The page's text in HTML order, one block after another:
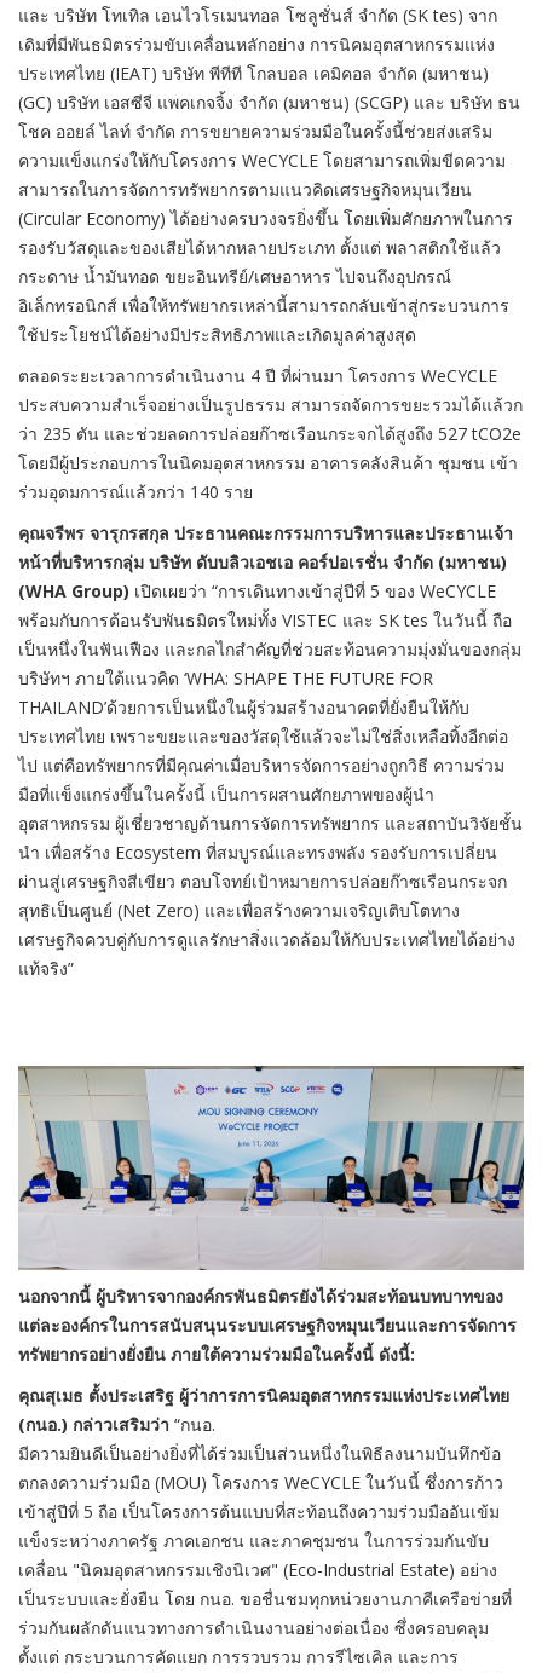
และ บริษัท โทเทิล เอนไวโรเมนทอล โซลูชั่นส์ จำกัด (SK tes) จาก
เดิมที่มีพันธมิตรร่วมขับเคลื่อนหลักอย่าง การนิคมอุตสาหกรรมแห่ง
ประเทศไทย (IEAT) บริษัท พีทีที โกลบอล เคมิคอล จำกัด (มหาชน)
(GC) บริษัท เอสซีจี แพคเกจจิ้ง จำกัด (มหาชน) (SCGP) และ บริษัท ธน
โชค ออยล์ ไลท์ จำกัด การขยายความร่วมมือในครั้งนี้ช่วยส่งเสริม
ความแข็งแกร่งให้กับโครงการ WeCYCLE โดยสามารถเพิ่มขีดความ
สามารถในการจัดการทรัพยากรตามแนวคิดเศรษฐกิจหมุนเวียน
(Circular Economy) ได้อย่างครบวงจรยิ่งขึ้น โดยเพิ่มศักยภาพในการ
รองรับวัสดุและของเสียได้หากหลายประเภท ตั้งแต่ พลาสติกใช้แล้ว
กระดาษ น้ำมันทอด ขยะอินทรีย์/เศษอาหาร ไปจนถึงอุปกรณ์
อิเล็กทรอนิกส์ เพื่อให้ทรัพยากรเหล่านี้สามารถกลับเข้าสู่กระบวนการ
ใช้ประโยชน์ได้อย่างมีประสิทธิภาพและเกิดมูลค่าสูงสุด
ตลอดระยะเวลาการดำเนินงาน 4 ปี ที่ผ่านมา โครงการ WeCYCLE
ประสบความสำเร็จอย่างเป็นรูปธรรม สามารถจัดการขยะรวมได้แล้วก
ว่า 235 ตัน และช่วยลดการปล่อยก๊าซเรือนกระจกได้สูงถึง 527 tCO2e
โดยมีผู้ประกอบการในนิคมอุตสาหกรรม อาคารคลังสินค้า ชุมชน เข้า
ร่วมอุดมการณ์แล้วกว่า 140 ราย
คุณจรีพร จารุกรสกุล ประธานคณะกรรมการบริหารและประธานเจ้า
หน้าที่บริหารกลุ่ม บริษัท ดับบลิวเอชเอ คอร์ปอเรชั่น จำกัด (มหาชน)
(WHA Group) เปิดเผยว่า “การเดินทางเข้าสู่ปีที่ 5 ของ WeCYCLE
พร้อมกับการต้อนรับพันธมิตรใหม่ทั้ง VISTEC และ SK tes ในวันนี้ ถือ
เป็นหนึ่งในฟันเฟือง และกลไกสำคัญที่ช่วยสะท้อนความมุ่งมั่นของกลุ่ม
บริษัทฯ ภายใต้แนวคิด ‘WHA: SHAPE THE FUTURE FOR
THAILAND’ด้วยการเป็นหนึ่งในผู้ร่วมสร้างอนาคตที่ยั่งยืนให้กับ
ประเทศไทย เพราะขยะและของวัสดุใช้แล้วจะไม่ใช่สิ่งเหลือทิ้งอีกต่อ
ไป แต่คือทรัพยากรที่มีคุณค่าเมื่อบริหารจัดการอย่างถูกวิธี ความร่วม
มือที่แข็งแกร่งขึ้นในครั้งนี้ เป็นการผสานศักยภาพของผู้นำ
อุตสาหกรรม ผู้เชี่ยวชาญด้านการจัดการทรัพยากร และสถาบันวิจัยชั้น
นำ เพื่อสร้าง Ecosystem ที่สมบูรณ์และทรงพลัง รองรับการเปลี่ยน
ผ่านสู่เศรษฐกิจสีเขียว ตอบโจทย์เป้าหมายการปล่อยก๊าซเรือนกระจก
สุทธิเป็นศูนย์ (Net Zero) และเพื่อสร้างความเจริญเติบโตทาง
เศรษฐกิจควบคู่กับการดูแลรักษาสิ่งแวดล้อมให้กับประเทศไทยได้อย่าง
แท้จริง”
นอกจากนี้ ผู้บริหารจากองค์กรพันธมิตรยังได้ร่วมสะท้อนบทบาทของ
แต่ละองค์กรในการสนับสนุนระบบเศรษฐกิจหมุนเวียนและการจัดการ
ทรัพยากรอย่างยั่งยืน ภายใต้ความร่วมมือในครั้งนี้ ดังนี้:
คุณสุเมธ ตั้งประเสริฐ ผู้ว่าการการนิคมอุตสาหกรรมแห่งประเทศไทย
(กนอ.) กล่าวเสริมว่า “กนอ.
มีความยินดีเป็นอย่างยิ่งที่ได้ร่วมเป็นส่วนหนึ่งในพิธีลงนามบันทึกข้อ
ตกลงความร่วมมือ (MOU) โครงการ WeCYCLE ในวันนี้ ซึ่งการก้าว
เข้าสู่ปีที่ 5 ถือ เป็นโครงการต้นแบบที่สะท้อนถึงความร่วมมืออันเข้ม
แข็งระหว่างภาครัฐ ภาคเอกชน และภาคชุมชน ในการร่วมกันขับ
เคลื่อน "นิคมอุตสาหกรรมเชิงนิเวศ" (Eco-Industrial Estate) อย่าง
เป็นระบบและยั่งยืน โดย กนอ. ขอชื่นชมทุกหน่วยงานภาคีเครือข่ายที่
ร่วมกันผลักดันแนวทางการดำเนินงานอย่างต่อเนื่อง ซึ่งครอบคลุม
ตั้งแต่ กระบวนการคัดแยก การรวบรวม การรีไซเคิล และการ